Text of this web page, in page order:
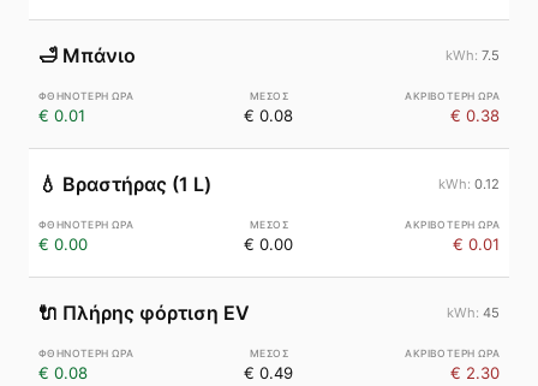
🛁 Μπάνιο 7.5
€ 0.01 € 0.08 € 0.38
💧 Βραστήρας (1 L) 0.12
€ 0.00 € 0.00 € 0.01
🔌 Πλήρης φόρτιση EV 45
€ 0.08 € 0.49 € 2.30